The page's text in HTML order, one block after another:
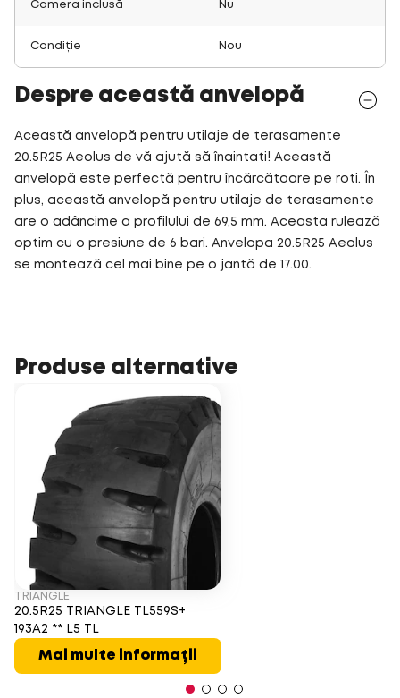
Camera inclusă Nu
Condiție Nou
Despre această anvelopă
Această anvelopă pentru utilaje de terasamente
20.5R25 Aeolus de vă ajută să înaintați! Această
anvelopă este perfectă pentru încărcătoare pe roti. În
plus, această anvelopă pentru utilaje de terasamente
are o adâncime a profilului de 69,5 mm. Aceasta rulează
optim cu o presiune de 6 bari. Anvelopa 20.5R25 Aeolus
se montează cel mai bine pe o jantă de 17.00.
Produse alternative
TRIANGLE
20.5R25 TRIANGLE TL559S+
193A2 ** L5 TL
Mai multe informații